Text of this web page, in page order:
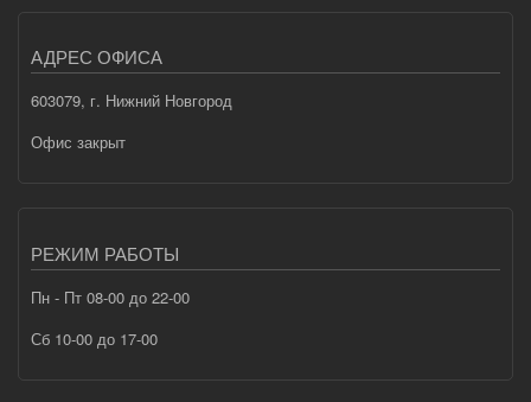
АДРЕС ОФИСА
603079, г. Нижний Новгород
Офис закрыт
РЕЖИМ РАБОТЫ
Пн - Пт 08-00 до 22-00
Сб 10-00 до 17-00